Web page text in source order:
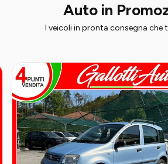
Auto in
I veicoli in pronta consegna che